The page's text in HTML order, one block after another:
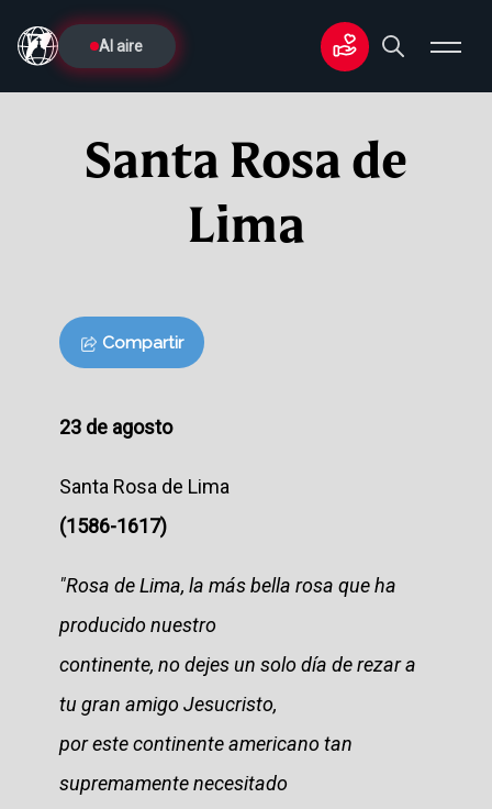
Al aire
Santa Rosa de
Lima
Compartir
23 de agosto
Santa Rosa de Lima
(1586-1617)
"Rosa de Lima, la más bella rosa que ha
producido nuestro
continente, no dejes un solo día de rezar a
tu gran amigo Jesucristo,
por este continente americano tan
supremamente necesitado